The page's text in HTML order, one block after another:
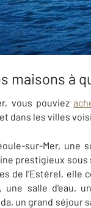
maisons à
vous pouviez
dans les villes
sur-Mer, une
prestigieux
de l'Estérel, elle
une salle d'eau,
un grand séjour